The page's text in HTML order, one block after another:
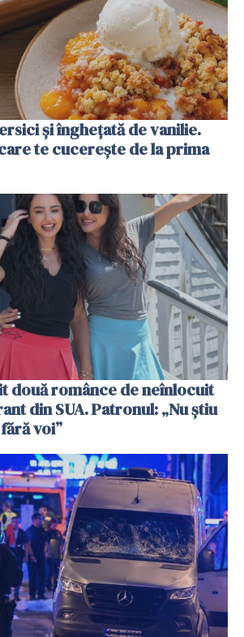
și înghețată de vanilie.
te cucerește de la prima
două românce de neînlocuit
din SUA. Patronul: „Nu știu
voi”